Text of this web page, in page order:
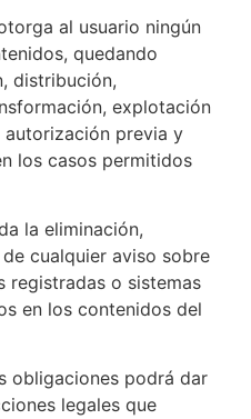
al usuario ningún
quedando
distribución,
explotación
previa y
los casos permitidos
la eliminación,
cualquier aviso sobre
registradas o sistemas
en los contenidos del
obligaciones podrá dar
legales que